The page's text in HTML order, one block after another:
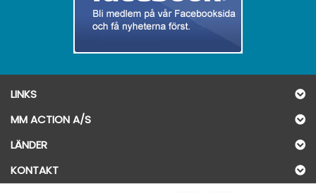
LINKS
MM ACTION A/S
LÄNDER
KONTAKT